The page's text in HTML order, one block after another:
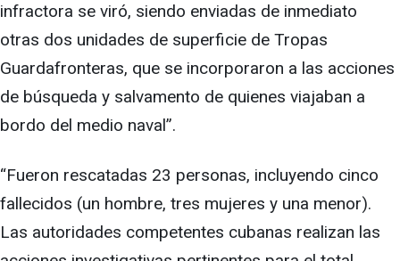
infractora se viró, siendo enviadas de inmediato
otras dos unidades de superficie de Tropas
Guardafronteras, que se incorporaron a las acciones
de búsqueda y salvamento de quienes viajaban a
bordo del medio naval”.
“Fueron rescatadas 23 personas, incluyendo cinco
fallecidos (un hombre, tres mujeres y una menor).
Las autoridades competentes cubanas realizan las